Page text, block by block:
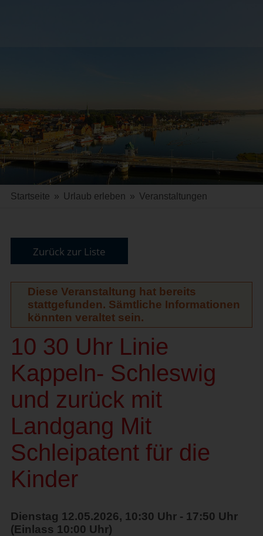
Startseite » Urlaub erleben » Veranstaltungen
Zurück zur Liste
Diese Veranstaltung hat bereits
stattgefunden. Sämtliche Informationen
könnten veraltet sein.
10 30 Uhr Linie
Kappeln- Schleswig
und zurück mit
Landgang Mit
Schleipatent für die
Kinder
Dienstag 12.05.2026, 10:30 Uhr - 17:50 Uhr
(Einlass 10:00 Uhr)